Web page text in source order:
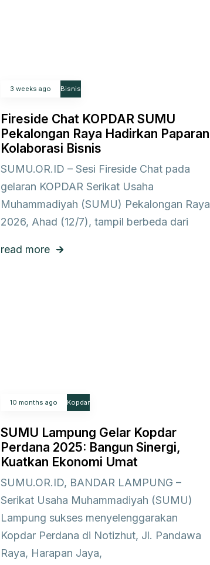
3 weeks ago Bisnis
Fireside Chat KOPDAR SUMU
Pekalongan Raya Hadirkan Paparan
Kolaborasi Bisnis
SUMU.OR.ID – Sesi Fireside Chat pada
gelaran KOPDAR Serikat Usaha
Muhammadiyah (SUMU) Pekalongan Raya
2026, Ahad (12/7), tampil berbeda dari
read more
10 months ago Kopdar
SUMU Lampung Gelar Kopdar
Perdana 2025: Bangun Sinergi,
Kuatkan Ekonomi Umat
SUMU.OR.ID, BANDAR LAMPUNG –
Serikat Usaha Muhammadiyah (SUMU)
Lampung sukses menyelenggarakan
Kopdar Perdana di Notizhut, Jl. Pandawa
Raya, Harapan Jaya,